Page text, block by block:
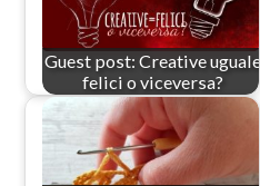
Guest post: Creative uguale
felici o viceversa?